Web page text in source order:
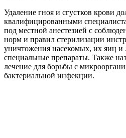
Удаление гноя и сгустков крови
квалифицированными
под местной анестезией с
норм и правил стерилизации
уничтожения насекомых, их яиц
специальные препараты. Также
лечение для борьбы с
бактериальной инфекции.